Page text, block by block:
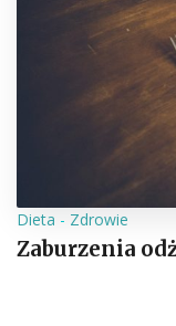
Dieta - Zdrowie
Zaburzenia